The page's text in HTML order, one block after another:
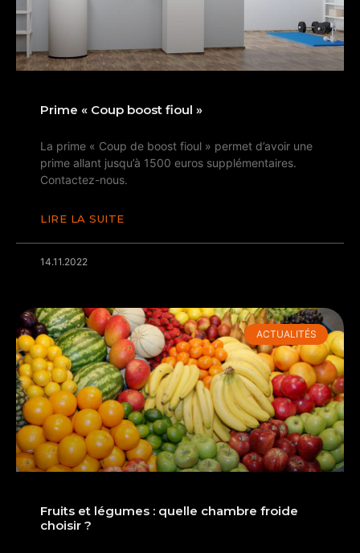
Prime « Coup boost fioul »
La prime « Coup de boost fioul » permet d’avoir une
prime allant jusqu’à 1500 euros supplémentaires.
Contactez-nous.
LIRE LA SUITE
14.11.2022
ACTUALITÉS
Fruits et légumes : quelle chambre froide
choisir ?